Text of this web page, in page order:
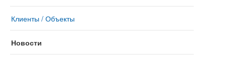
Клиенты / Объекты
Новости